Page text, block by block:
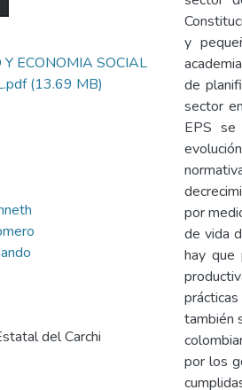
ECONOMIA SOCIAL
(13.69 MB)
del Carchi
y
de
sector
EPS se
por
de vida
hay que
también
por los